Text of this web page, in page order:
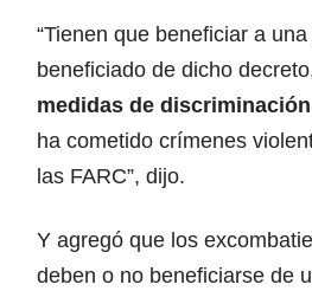
“Tienen que beneficiar a
beneficiado de dicho
medidas de
ha cometido crímenes
las FARC”, dijo.
Y agregó que los
deben o no beneficiarse de